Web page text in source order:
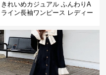
きれいめカジュアル ふんわりA
ライン長袖ワンピース レディー
ト フェミニン 上品 おしゃれ